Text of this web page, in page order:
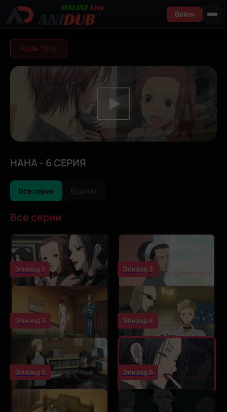
Войти
Kodik 720р
НАНА - 6 СЕРИЯ
Все серии В ролях
Все серии
Эпизод 1 Эпизод 2
Эпизод 3 Эпизод 4
Эпизод 5 Эпизод 6